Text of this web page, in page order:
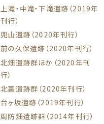
上滝・中滝・下滝遺跡（2019年
刊行）
兜山遺跡（2020年刊行）
前の久保遺跡（2020年刊行）
北畑遺跡群ほか（2020年刊
行）
北裏遺跡群（2020年刊行）
台ヶ坂遺跡（2019年刊行）
周防畑遺跡群（2014年刊行）